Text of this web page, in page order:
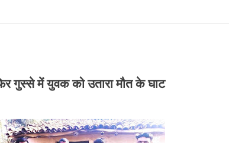
गुस्से में युवक को उतारा मौत के घाट